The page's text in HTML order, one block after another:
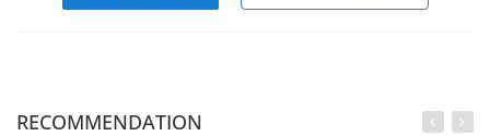
RECOMMENDATION